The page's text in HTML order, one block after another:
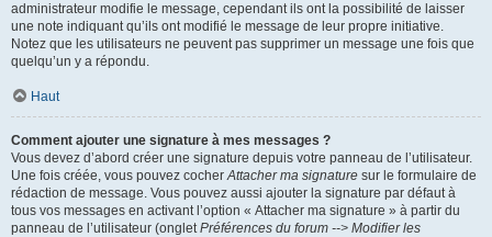
administrateur modifie le message, cependant ils ont la possibilité de laisser
une note indiquant qu’ils ont modifié le message de leur propre initiative.
Notez que les utilisateurs ne peuvent pas supprimer un message une fois que
quelqu’un y a répondu.
Haut
Comment ajouter une signature à mes messages ?
Vous devez d’abord créer une signature depuis votre panneau de l’utilisateur.
Une fois créée, vous pouvez cocherAttacher ma signature sur le formulaire de
rédaction de message. Vous pouvez aussi ajouter la signature par défaut à
tous vos messages en activant l’option « Attacher ma signature » à partir du
panneau de l’utilisateur (ongletPréférences du forum --> Modifier les